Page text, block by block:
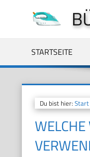
springen
STARTSEITE
Du bist hier: Start
WELCHE